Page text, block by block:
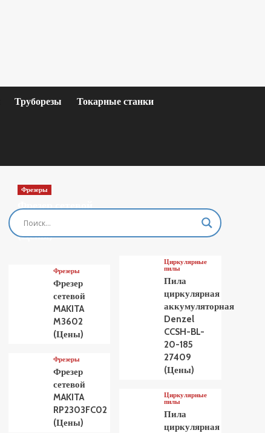
Труборезы Токарные станки
Фрезеры
Фрезер сетевой
MAKITA M3601
(Цены)
Фрезеры
Фрезер
сетевой
MAKITA
M3602
(Цены)
Фрезеры
Фрезер
сетевой
MAKITA
RP2303FC02
(Цены)
Циркулярные
пилы
Пила
циркулярная
аккумуляторная
Denzel
CCSH-BL-
20-185
27409
(Цены)
Циркулярные
пилы
Пила
циркулярная